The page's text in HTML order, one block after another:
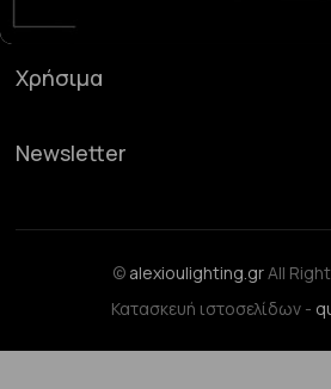
Χρήσιμα
Newsletter
© alexioulighting.grAll
Κατασκευή ιστοσελίδων -